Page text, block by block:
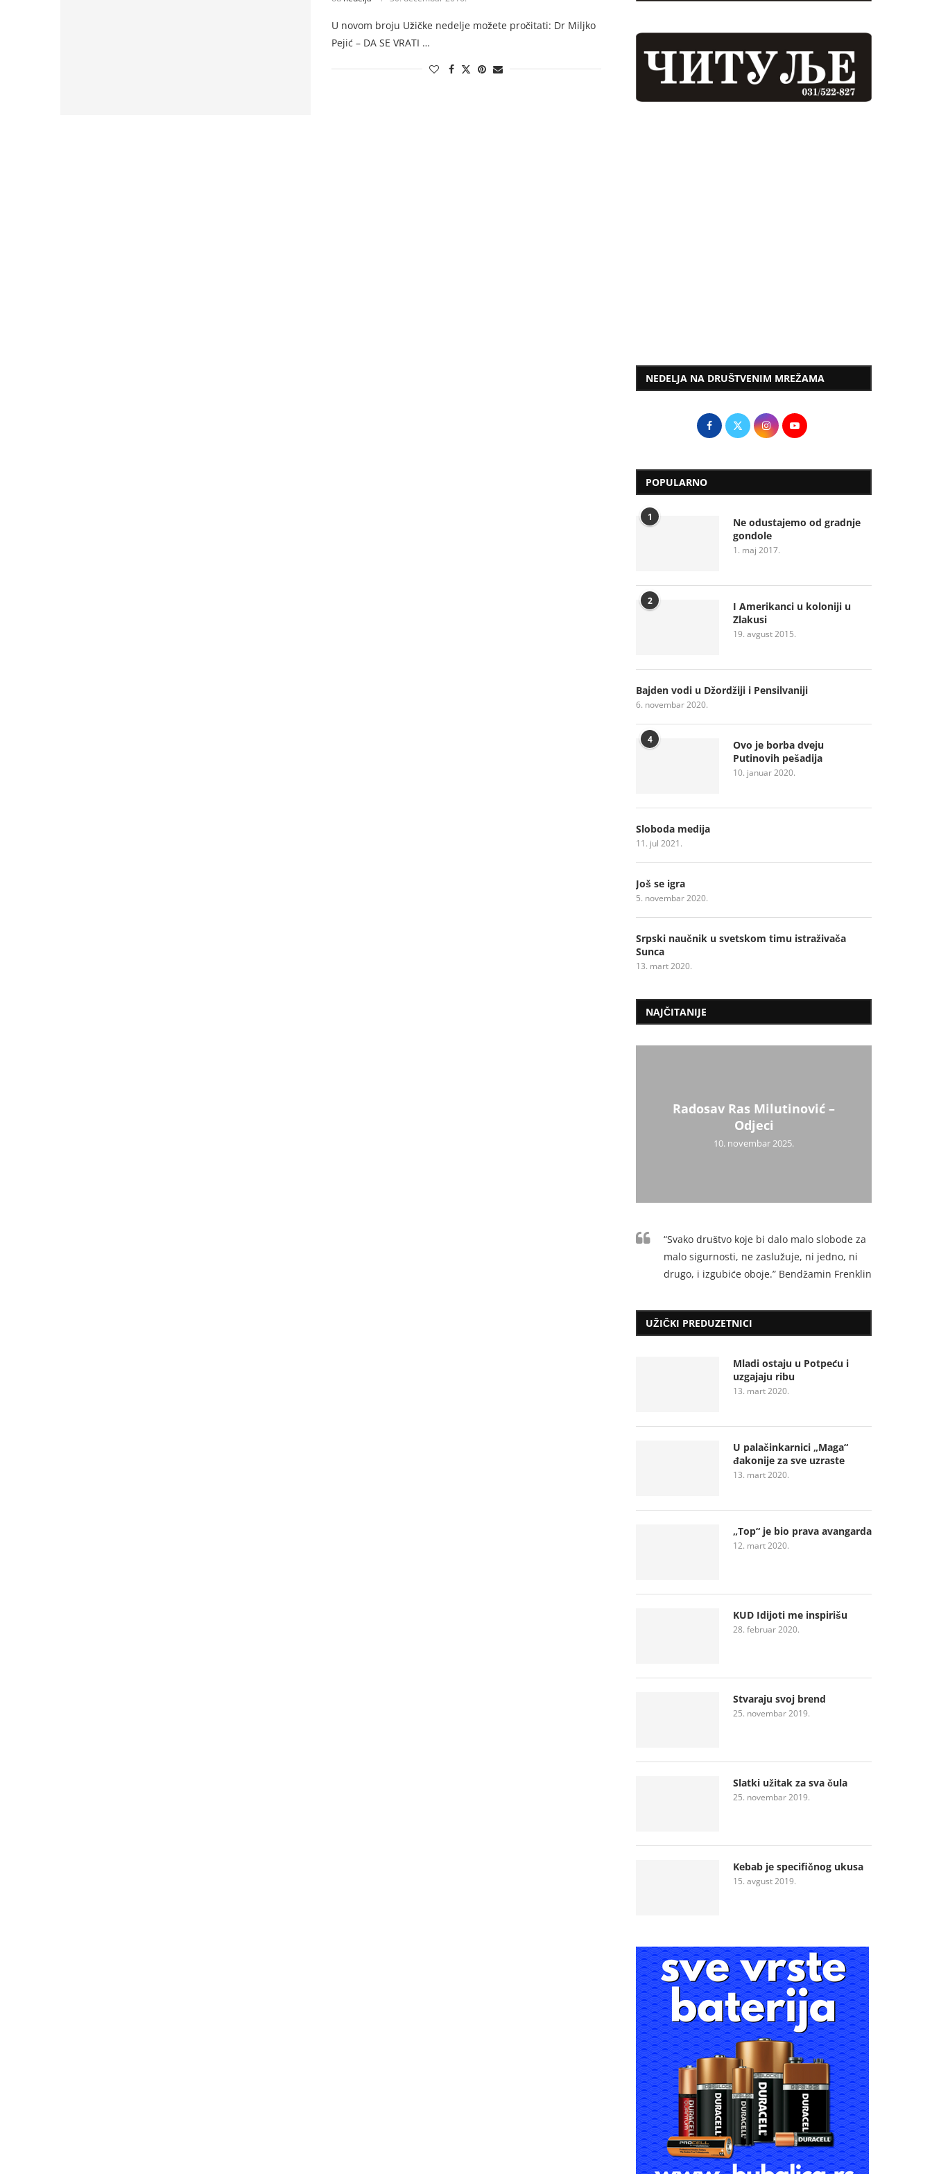
U novom broju Užičke nedelje možete pročitati: Dr Miljko
Pejić – DA SE VRATI …
NEDELJA NA DRUŠTVENIM MREŽAMA
POPULARNO
1
Ne odustajemo od gradnje
gondole
1. maj 2017.
2
I Amerikanci u koloniji u
Zlakusi
19. avgust 2015.
Bajden vodi u Džordžiji i Pensilvaniji
6. novembar 2020.
4
Ovo je borba dveju
Putinovih pešadija
10. januar 2020.
Sloboda medija
11. jul 2021.
Još se igra
5. novembar 2020.
Srpski naučnik u svetskom timu istraživača
Sunca
13. mart 2020.
NAJČITANIJE
Radosav Ras Milutinović –
Odjeci
10. novembar 2025.
“Svako društvo koje bi dalo malo slobode za
malo sigurnosti, ne zaslužuje, ni jedno, ni
drugo, i izgubiće oboje.” Bendžamin Frenklin
UŽIČKI PREDUZETNICI
Mladi ostaju u Potpeću i
uzgajaju ribu
13. mart 2020.
U palačinkarnici „Maga“
đakonije za sve uzraste
13. mart 2020.
„Top“ je bio prava avangarda
12. mart 2020.
KUD Idijoti me inspirišu
28. februar 2020.
Stvaraju svoj brend
25. novembar 2019.
Slatki užitak za sva čula
25. novembar 2019.
Kebab je specifičnog ukusa
15. avgust 2019.